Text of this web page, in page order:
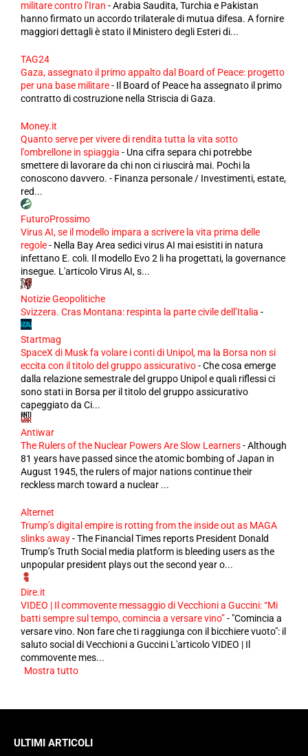
militare contro l’Iran -Arabia Saudita, Turchia e Pakistan
hanno firmato un accordo trilaterale di mutua difesa. A fornire
maggiori dettagli è stato il Ministero degli Esteri di...
TAG24
Gaza, assegnato il primo appalto dal Board of Peace: progetto
per una base militare- Il Board of Peace ha assegnato il primo
contratto di costruzione nella Striscia di Gaza.
Money.it
Quanto serve per vivere di rendita tutta la vita sotto
l'ombrellone in spiaggia - Una cifra separa chi potrebbe
smettere di lavorare da chi non ci riuscirà mai. Pochi la
conoscono davvero. - Finanza personale / Investimenti, estate,
red...
FuturoProssimo
Virus AI, se il modello impara a scrivere la vita prima delle
regole- Nella Bay Area sedici virus AI mai esistiti in natura
infettano E. coli. Il modello Evo 2 li ha progettati, la governance
insegue. L'articolo Virus AI, s...
Notizie Geopolitiche
Svizzera. Cras Montana: respinta la parte civile dell’Italia -
Startmag
SpaceX di Musk fa volare i conti di Unipol, ma la Borsa non si
eccita con il titolo del gruppo assicurativo-Che cosa emerge
dalla relazione semestrale del gruppo Unipol e quali riflessi ci
sono stati in Borsa per il titolo del gruppo assicurativo
capeggiato da Ci...
Antiwar
The Rulers of the Nuclear Powers Are Slow Learners-Although
81 years have passed since the atomic bombing of Japan in
August 1945, the rulers of major nations continue their
reckless march toward a nuclear ...
Alternet
Trump’s digital empire is rotting from the inside out as MAGA
slinks away-The Financial Times reports President Donald
Trump’s Truth Social media platform is bleeding users as the
unpopular president plays out the second year o...
Dire.it
VIDEO | Il commovente messaggio di Vecchioni a Guccini: “Mi
batti sempre sul tempo, comincia a versare vino”- "Comincia a
versare vino. Non fare che ti raggiunga con il bicchiere vuoto": il
saluto social di Vecchioni a Guccini L'articolo VIDEO | Il
commovente mes...
Mostra tutto
ULTIMI ARTICOLI